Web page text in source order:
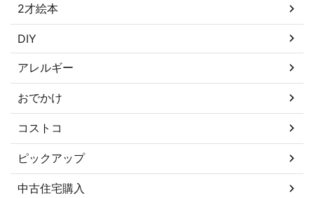
2才絵本
DIY
アレルギー
おでかけ
コストコ
ピックアップ
中古住宅購入